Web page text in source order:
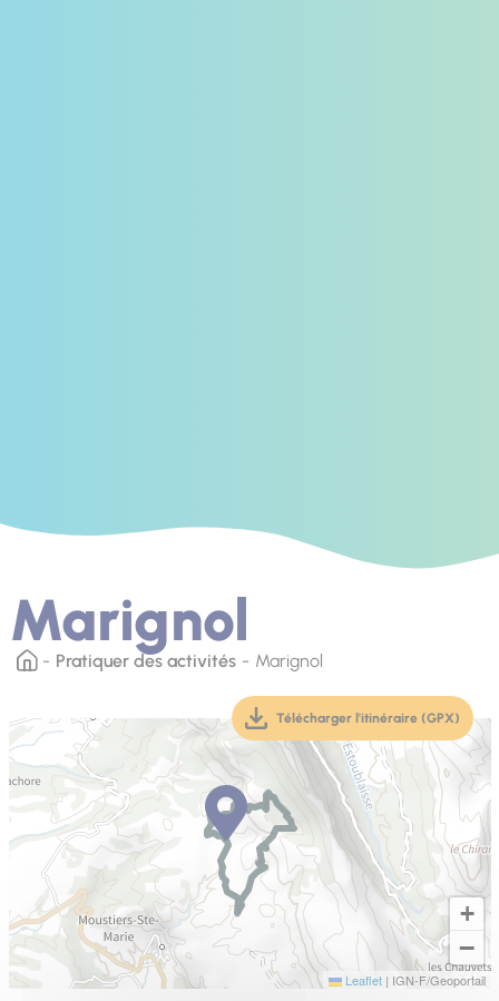
Marignol
Pratiquer des activités Marignol
+
−
Leaflet | IGN-F/Geoportail
Télécharger l'itinéraire (GPX)
(téléchargement,